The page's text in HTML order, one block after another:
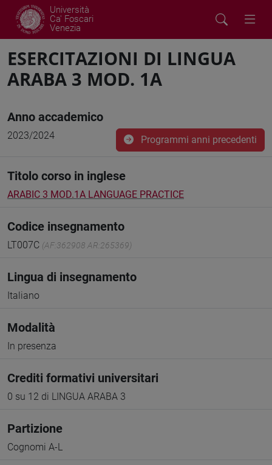
Università
Ca' Foscari
Venezia
ESERCITAZIONI DI LINGUA
ARABA 3 MOD. 1A
Anno accademico
2023/2024 Programmi anni precedenti
Titolo corso in inglese
ARABIC 3 MOD.1A LANGUAGE PRACTICE
Codice insegnamento
LT007C (AF:362908 AR:265369)
Lingua di insegnamento
Italiano
Modalità
In presenza
Crediti formativi universitari
0 su 12 di LINGUA ARABA 3
Partizione
Cognomi A-L